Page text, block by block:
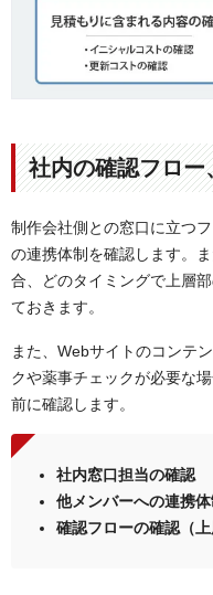
社内の確認フロ
制作会社側との窓口に立つ
の連携体制を確認します。
合、どのタイミングで上層
ておきます。
また、Webサイトのコンテ
クや薬事チェックが必要な
前に確認します。
社内窓口担当の確認
他メンバーへの連携
確認フローの確認（